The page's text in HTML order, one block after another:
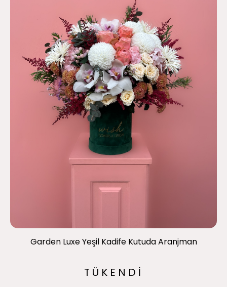
Garden Luxe Yeşil Kadife Kutuda Aranjman
TÜKENDİ